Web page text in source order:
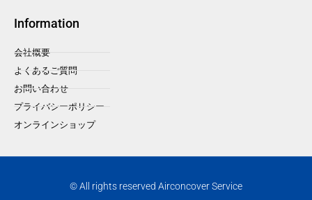
Information
会社概要
よくあるご質問
お問い合わせ
プライバシーポリシー
オンラインショップ
© All rights reserved Airconcover Service